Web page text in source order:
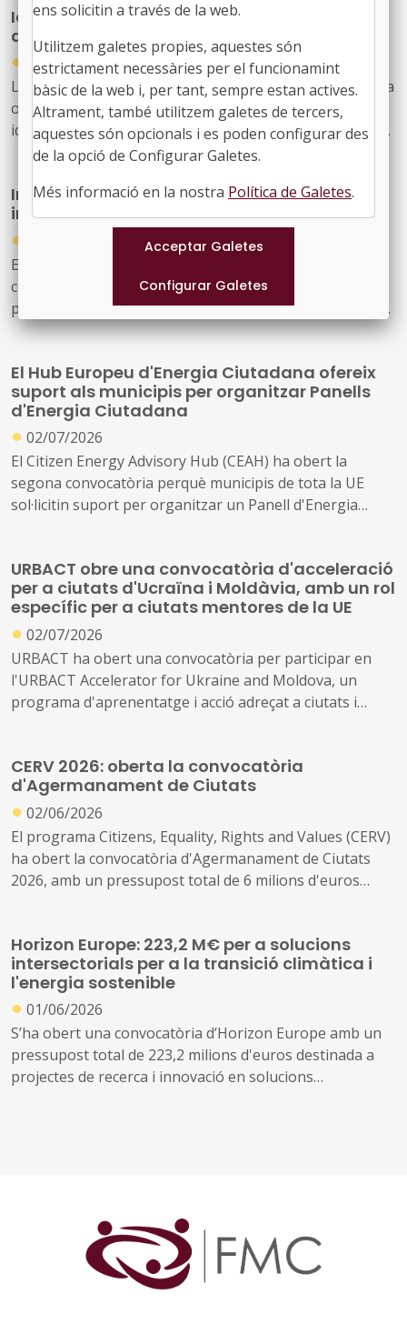
Identificant iniciatives de rehabilitació
d'habitatges: Better Homes Partnerships
●
08/07/2026
La Direcció General d'Energia de la Comissió Europea ha
obert una convocotòria d'expressions d'interès per
identificar projectes, aliances i solucions replicables que
contribueixin a accelerar la rehabilitació d'habitatges
Interreg Sudoe: projectes estructurants en
incendis i envelliment de la població
●
El programa Interreg Sudoe ha obert la seva quarta
convocatòria de projectes, dedicada específicament als
projectes estructurants. Es tracta d'una nova tipologia
de projecte, més ambiciosa que les convocatòries
d'euros destinats a desenvolupar solucions
transnacionals a dos reptes crítics del sud-oest europeu:
la gestió d'incendis i les polítiques públiques per
afrontar l'envelliment de la població.
El Hub Europeu d'Energia Ciutadana ofereix
suport als municipis per organitzar Panells
d'Energia Ciutadana
● 02/07/2026
El Citizen Energy Advisory Hub (CEAH) ha obert la
segona convocatòria perquè municipis de tota la UE
sol·licitin suport per organitzar un Panell d'Energia
transició energètica local.
URBACT obre una convocatòria d'acceleració
per a ciutats d'Ucraïna i Moldàvia, amb un rol
específic per a ciutats mentores de la UE
● 02/07/2026
URBACT ha obert una convocatòria per participar en
l'URBACT Accelerator for Ukraine and Moldova, un
programa d'aprenentatge i acció adreçat a ciutats i
circumstàncies excepcionals com a països candidats a la
UE.
CERV 2026: oberta la convocatòria
d'Agermanament de Ciutats
● 02/06/2026
El programa Citizens, Equality, Rights and Values (CERV)
ha obert la convocatòria d'Agermanament de Ciutats
2026, amb un pressupost total de 6 milions d'euros
tolerància i el sentiment de pertinença europea. És una
de les convocatòries de participació ciutadana amb més
tradició del programa i té una rellevància directa per als
governs locals, ja que els municipis en són els principals
destinataris.
Horizon Europe: 223,2 M€ per a solucions
intersectorials per a la transició climàtica i
l'energia sostenible
● 01/06/2026
S’ha obert una convocatòria d’Horizon Europe amb un
pressupost total de 223,2 milions d'euros destinada a
projectes de recerca i innovació en solucions
ens solicitin a través de la web.
Utilitzem galetes propies, aquestes són
estrictament necessàries per el funcionamint
bàsic de la web i, per tant, sempre estan actives.
Altrament, també utilitzem galetes de tercers,
aquestes són opcionals i es poden configurar des
de la opció de Configurar Galetes.
Més informació en la nostra Política de Galetes.